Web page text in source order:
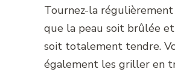
Tournez-la régulièrement
que la peau soit brûlée
soit totalement tendre.
également les griller en